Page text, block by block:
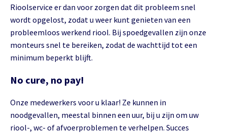
Rioolservice er dan voor zorgen dat dit probleem snel
wordt opgelost, zodat u weer kunt genieten van een
probleemloos werkend riool. Bij spoedgevallen zijn onze
monteurs snel te bereiken, zodat de wachttijd tot een
minimum beperkt blijft.
No cure, no pay!
Onze medewerkers voor u klaar! Ze kunnen in
noodgevallen, meestal binnen een uur, bij u zijn om uw
riool-, wc- of afvoerproblemen te verhelpen. Succes